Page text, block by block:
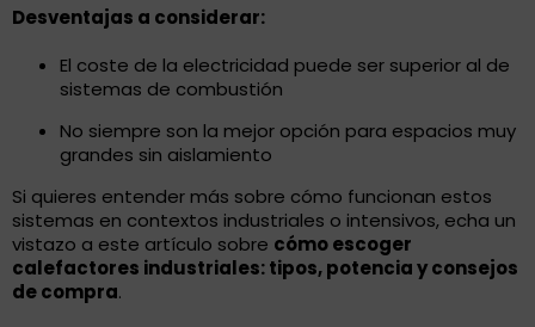
Desventajas a considerar:
El coste de la electricidad puede ser superior al de
sistemas de combustión
No siempre son la mejor opción para espacios muy
grandes sin aislamiento
Si quieres entender más sobre cómo funcionan estos
sistemas en contextos industriales o intensivos, echa un
vistazo a este artículo sobre cómo escoger
calefactores industriales: tipos, potencia y consejos
de compra.